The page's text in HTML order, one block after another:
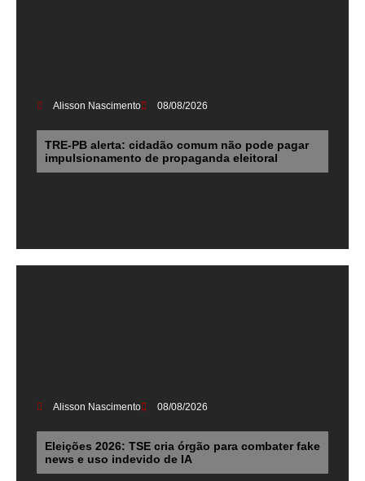
Alisson Nascimento 08/08/2026
TRE-PB alerta: cidadão comum não pode pagar
impulsionamento de propaganda eleitoral
Alisson Nascimento 08/08/2026
Eleições 2026: TSE cria órgão para combater fake
news e uso indevido de IA